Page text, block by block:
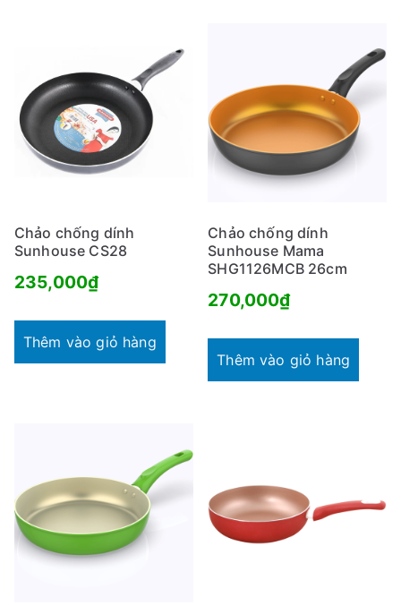
Chảo chống dính
Sunhouse CS28
235,000₫
Thêm vào giỏ hàng
Chảo chống dính
Sunhouse Mama
SHG1126MCB 26cm
270,000₫
Thêm vào giỏ hàng